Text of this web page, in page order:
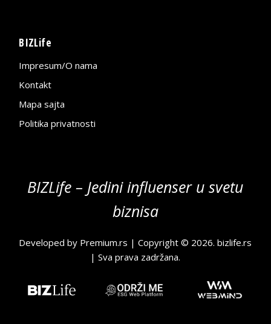
BIZLife
Impresum/O nama
Kontakt
Mapa sajta
Politika privatnosti
BIZLife – Jedini influenser u svetu
biznisa
Developed by Premium.rs | Copyright © 2026.bizlife.rs
| Sva prava zadržana.